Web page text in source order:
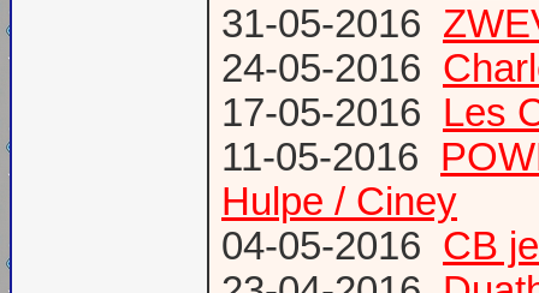
31-05-2016
24-05-2016
17-05-2016 Les
11-05-2016
Hulpe / Ciney
04-05-2016 CB